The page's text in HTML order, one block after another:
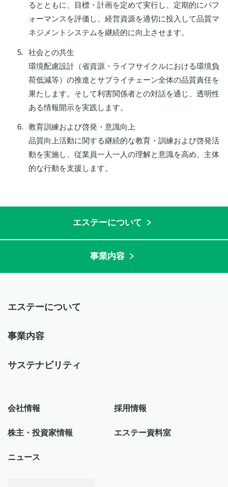
るとともに、目標・計画を定めて実行し、定期的にパフ
ォーマンスを評価し、経営資源を適切に投入して品質マ
ネジメントシステムを継続的に向上させます。
社会との共生
環境配慮設計（省資源・ライフサイクルにおける環境負
荷低減等）の推進とサプライチェーン全体の品質責任を
果たします。そして利害関係者との対話を通じ、透明性
ある情報開示を実践します。
教育訓練および啓発・意識向上
品質向上活動に関する継続的な教育・訓練および啓発活
動を実施し、従業員一人一人の理解と意識を高め、主体
的な行動を支援します。
エステーについて
事業内容
エステーについて
事業内容
サステナビリティ
会社情報 採用情報
株主・投資家情報 エステー資料室
ニュース